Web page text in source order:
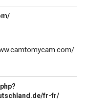
fr-fr/